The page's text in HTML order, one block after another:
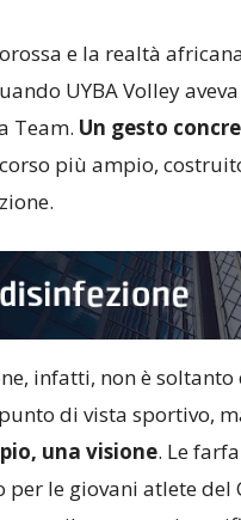
e la realtà
UYBA Volley
Team. Un gesto
più ampio,
infatti, non è
di vista sportivo,
una visione. Le
le giovani atlete del